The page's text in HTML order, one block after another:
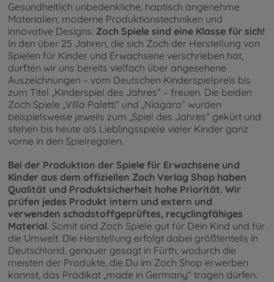
Gesundheitlich unbedenkliche, haptisch angenehme
Materialien, moderne Produktionstechniken und
innovative Designs: Zoch Spiele sind eine Klasse für sich!
In den über 25 Jahren, die sich Zoch der Herstellung von
Spielen für Kinder und Erwachsene verschrieben hat,
durften wir uns bereits vielfach über angesehene
Auszeichnungen – vom Deutschen Kinderspielpreis bis
zum Titel „Kinderspiel des Jahres“ – freuen. Die beiden
Zoch Spiele „Villa Paletti“ und „Niagara“ wurden
beispielsweise jeweils zum „Spiel des Jahres“ gekürt und
stehen bis heute als Lieblingsspiele vieler Kinder ganz
vorne in den Spielregalen.
Bei der Produktion der Spiele für Erwachsene und
Kinder aus dem offiziellen Zoch Verlag Shop haben
Qualität und Produktsicherheit hohe Priorität. Wir
prüfen jedes Produkt intern und extern und
verwenden schadstoffgeprüftes, recyclingfähiges
Material. Somit sind Zoch Spiele gut für Dein Kind und für
die Umwelt. Die Herstellung erfolgt dabei größtenteils in
Deutschland, genauer gesagt in Fürth, wodurch die
meisten der Produkte, die Du im Zoch Shop erwerben
kannst, das Prädikat „made in Germany“ tragen dürfen.